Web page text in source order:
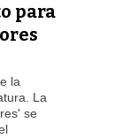
para
la
La
se